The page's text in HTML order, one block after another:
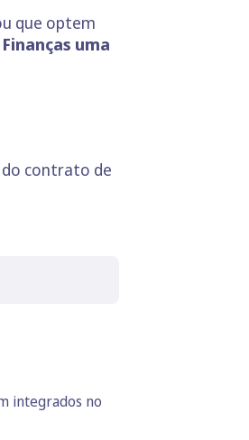
que optem
uma
do contrato de
integrados no